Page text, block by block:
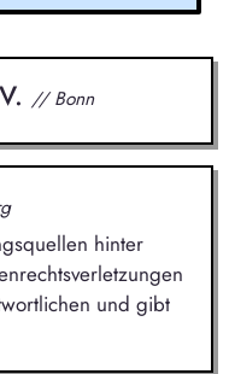
// Bonn
hinter
und gibt